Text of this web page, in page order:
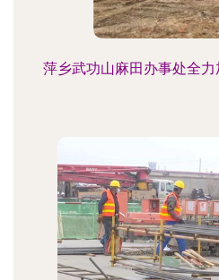
萍乡武功山麻田办事处全